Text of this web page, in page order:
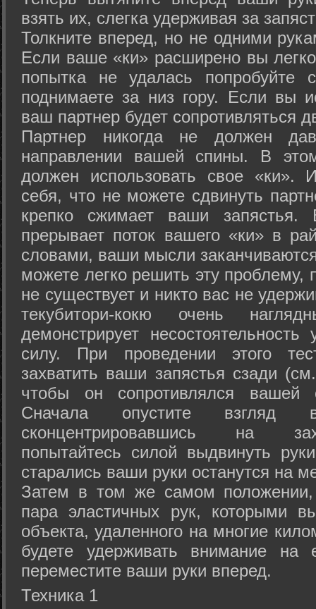
взять их, слегка удерживая за
Толкните вперед, но не одними
Если ваше «ки» расширено вы
попытка не удалась попробуйте
поднимаете за низ гору. Если вы
ваш партнер будет сопротивляться
Партнер никогда не должен
направлении вашей спины. В
должен использовать свое «ки».
себя, что не можете сдвинуть
крепко сжимает ваши запястья.
прерывает поток вашего «ки» в
словами, ваши мысли
можете легко решить эту проблему,
не существует и никто вас не
текубитори-кокю очень
демонстрирует
силу. При проведении этого
захватить ваши запястья сзади
чтобы он сопротивлялся вашей
Сначала опустите
сконцентрировавшись на
попытайтесь силой выдвинуть
старались ваши руки останутся на
Затем в том же самом положении,
пара эластичных рук, которыми
объекта, удаленного на многие
будете удерживать внимание на
переместите ваши руки вперед.
Техника 1